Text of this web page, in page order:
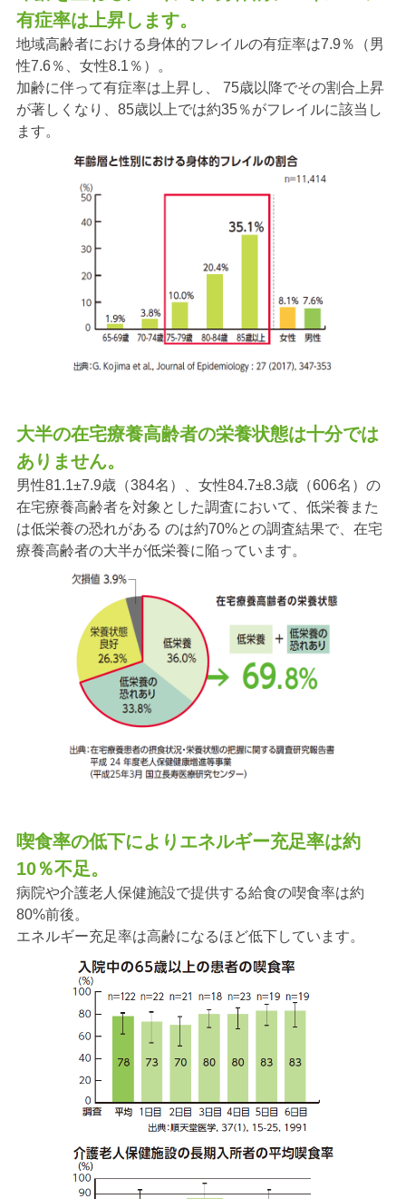
有症率は上昇します。
地域高齢者における身体的フレイルの有症率は7.9％（男
性7.6％、女性8.1％）。
加齢に伴って有症率は上昇し、 75歳以降でその割合上昇
が著しくなり、85歳以上では約35％がフレイルに該当し
ます。
大半の在宅療養高齢者の栄養状態は十分では
ありません。
男性81.1±7.9歳（384名）、女性84.7±8.3歳（606名）の
在宅療養高齢者を対象とした調査において、 低栄養また
は低栄養の恐れがある のは約70%との調査結果で、在宅
療養高齢者の大半が低栄養に陥っています。
喫食率の低下によりエネルギー充足率は約
10％不足。
病院や介護老人保健施設で提供する給食の喫食率は約
80%前後。
エネルギー充足率は高齢になるほど低下しています。